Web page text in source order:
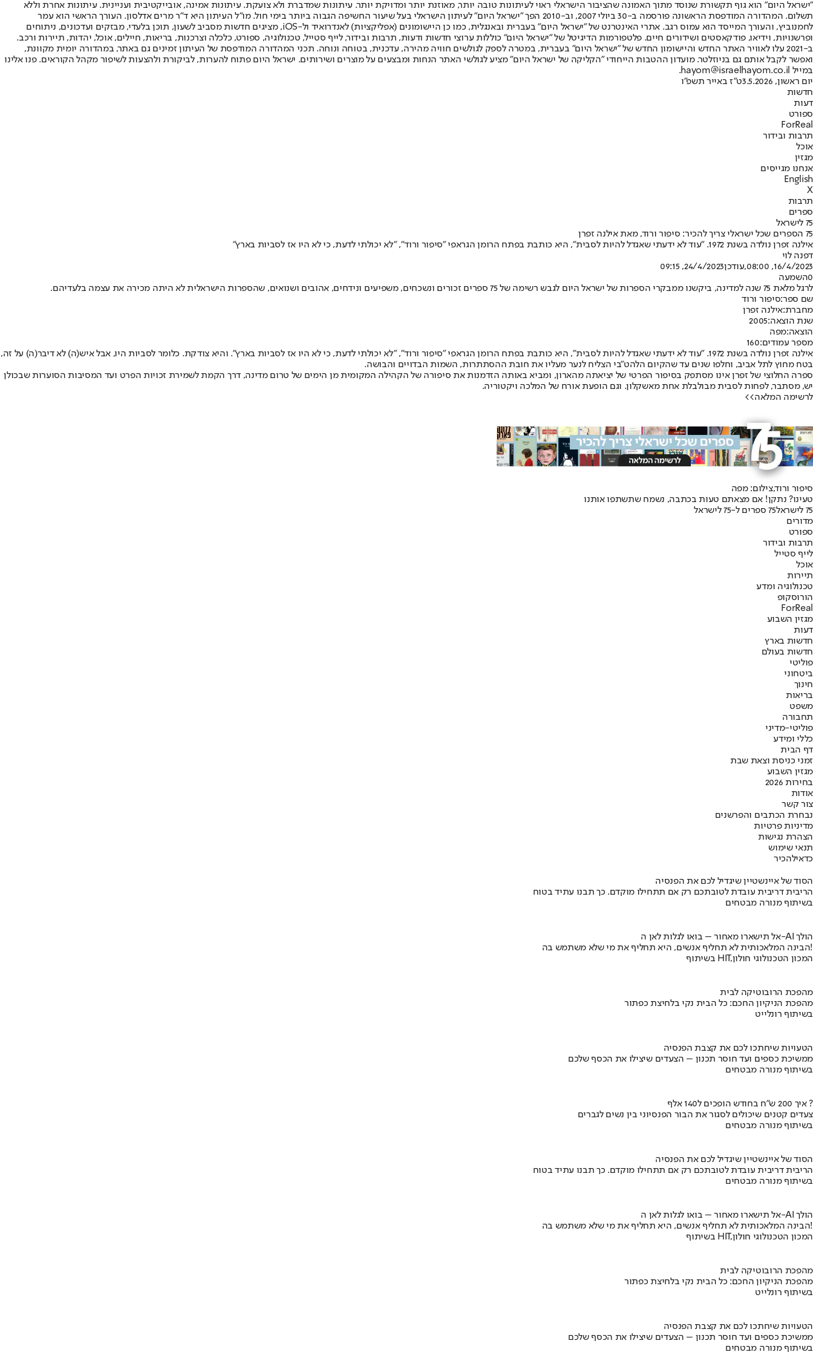
"ישראל היום" הוא גוף תקשורת שנוסד מתוך האמונה שהציבור הישראלי ראוי לעיתונות טובה יותר, מאוזנת יותר ומדויקת יותר. עיתונות שמדברת ולא צועקת. עיתונות אמינה, אובייקטיבית ועניינית. עיתונות אחרת וללא
תשלום. המהדורה המודפסת הראשונה פורסמה ב-30 ביולי 2007, וב-2010 הפך "ישראל היום" לעיתון הישראלי בעל שיעור החשיפה הגבוה ביותר בימי חול. מו"ל העיתון היא ד"ר מרים אדלסון. העורך הראשי הוא עמר
לחמנוביץ, והעורך המייסד הוא עמוס רגב. אתרי האינטרנט של "ישראל היום" בעברית ובאנגלית, כמו כן היישומונים (אפליקציות) לאנדרואיד ול-iOS, מציגים חדשות מסביב לשעון, תוכן בלעדי, מבזקים ועדכונים, ניתוחים
ופרשנויות, וידיאו, פודקאסטים ושידורים חיים. פלטפורמות הדיגיטל של "ישראל היום" כוללות ערוצי חדשות ודעות, תרבות ובידור, לייף סטייל, טכנולוגיה, ספורט, כלכלה וצרכנות, בריאות, חיילים, אוכל, יהדות, תיירות ורכב.
ב-2021 עלו לאוויר האתר החדש והיישומון החדש של "ישראל היום" בעברית, במטרה לספק לגולשים חוויה מהירה, עדכנית, בטוחה ונוחה. תכני המהדורה המודפסת של העיתון זמינים גם באתר, במהדורה יומית מקוונת,
ואפשר לקבל אותם גם בניוזלטר. מועדון ההטבות הייחודי "הקליקה של ישראל היום" מציע לגולשי האתר הנחות ומבצעים על מוצרים ושירותים. ישראל היום פתוח להערות, לביקורת ולהצעות לשיפור מקהל הקוראים. פנו אלינו
במייל hayom@israelhayom.co.il.
יום ראשון, 3.5.2026
ט"ז באייר תשפ"ו
חדשות
דעות
ספורט
ForReal
תרבות ובידור
אוכל
מגזין
אנחנו מגייסים
English
X
תרבות
ספרים
75 לישראל
75 הספרים שכל ישראלי צריך להכיר: סיפור ורוד, מאת אילנה זפרן
אילנה זפרן נולדה בשנת 1972. ״עוד לא ידעתי שאגדל להיות לסבית״, היא כותבת בפתח הרומן הגראפי ״סיפור ורוד״, ״לא יכולתי לדעת, כי לא היו אז לסביות בארץ״
דפנה לוי
16/4/2023, 08:00
,עודכן24/4/2023, 09:15
0השמעה
לרגל מלאת 75 שנה למדינה, ביקשנו ממבקרי הספרות של ישראל היום לגבש רשימה של 75 ספרים זכורים ונשכחים, משפיעים ונידחים, אהובים ושנואים, שהספרות הישראלית לא היתה מכירה את עצמה בלעדיהם.
שם ספר:סיפור ורוד
מחברת:אילנה זפרן
שנת הוצאה:2005
הוצאה:מפה
מספר עמודים:160
אילנה זפרן נולדה בשנת 1972. ״עוד לא ידעתי שאגדל להיות לסבית״, היא כותבת בפתח הרומן הגראפי ״סיפור ורוד״, ״לא יכולתי לדעת, כי לא היו אז לסביות בארץ״. והיא צודקת. כלומר לסביות היו, אבל איש(ה) לא דיבר(ה) על זה,
בטח מחוץ לתל אביב, וחלפו שנים עד שהקיום הלהט״בי הצליח לנער מעליו את חובת ההסתתרות, השמות הבדויים והבושה.
ספרה החלוצי של זפרן אינו מסתפק בסיפור הפרטי של יציאתה מהארון, ומביא באותה הזדמנות את סיפורה של הקהילה המקומית מן הימים של טרום מדינה, דרך הקמת לשמירת זכויות הפרט ועד המסיבות הסוערות שבכולן
יש, מסתבר, לפחות לסבית מבולבלת אחת מאשקלון. וגם הופעת אורח של המלכה ויקטוריה.
לרשימה המלאה>>
סיפור ורוד,צילום: מפה
טעינו? נתקן! אם מצאתם טעות בכתבה, נשמח שתשתפו אותנו
75 לישראל
75 ספרים ל-75 לישראל
מדורים
ספורט
תרבות ובידור
לייף סטייל
אוכל
תיירות
טכנולוגיה ומדע
הורוסקופ
ForReal
מגזין השבוע
דעות
חדשות בארץ
חדשות בעולם
פוליטי
ביטחוני
חינוך
בריאות
משפט
תחבורה
פוליטי-מדיני
כללי ומידע
דף הבית
זמני כניסת וצאת שבת
מגזין השבוע
בחירות 2026
אודות
צור קשר
נבחרת הכתבים והפרשנים
מדיניות פרטיות
הצהרת נגישות
תנאי שימוש
כדאילהכיר
הסוד של איינשטיין שיגדיל לכם את הפנסיה
הריבית דריבית עובדת לטובתכם רק אם תתחילו מוקדם. כך תבנו עתיד בטוח
בשיתוף מנורה מבטחים
אל תישארו מאחור – בואו לגלות לאן ה-AI הולך
הבינה המלאכותית לא תחליף אנשים, היא תחליף את מי שלא משתמש בה!
בשיתוף HIT,המכון הטכנולוגי חולון
מהפכת הרובוטיקה לבית
מהפכת הניקיון החכם: כל הבית נקי בלחיצת כפתור
בשיתוף רונלייט
הטעויות שיחתכו לכם את קצבת הפנסיה
ממשיכת כספים ועד חוסר תכנון – הצעדים שיצילו את הכסף שלכם
בשיתוף מנורה מבטחים
איך 200 ש"ח בחודש הופכים ל140 אלף ?
צעדים קטנים שיכולים לסגור את הבור הפנסיוני בין נשים לגברים
בשיתוף מנורה מבטחים
הסוד של איינשטיין שיגדיל לכם את הפנסיה
הריבית דריבית עובדת לטובתכם רק אם תתחילו מוקדם. כך תבנו עתיד בטוח
בשיתוף מנורה מבטחים
אל תישארו מאחור – בואו לגלות לאן ה-AI הולך
הבינה המלאכותית לא תחליף אנשים, היא תחליף את מי שלא משתמש בה!
בשיתוף HIT,המכון הטכנולוגי חולון
מהפכת הרובוטיקה לבית
מהפכת הניקיון החכם: כל הבית נקי בלחיצת כפתור
בשיתוף רונלייט
הטעויות שיחתכו לכם את קצבת הפנסיה
ממשיכת כספים ועד חוסר תכנון – הצעדים שיצילו את הכסף שלכם
בשיתוף מנורה מבטחים